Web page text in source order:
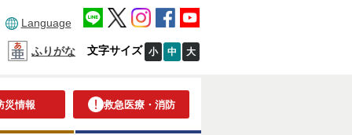
Language
ふりがな 文字サイズ 小 中 大
災情報 救急医療・消防